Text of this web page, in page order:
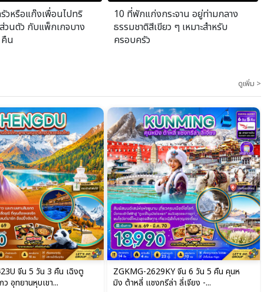
วหรือแก๊งเพื่อนไปทริ
วนตัว กับแพ็กเกจบาง
คืน
10 ที่พักแก่งกระจาน อยู่ท่ามกลาง
ธรรมชาติสีเขียว ๆ เหมาะสำหรับ
ครอบครัว
ดูเพิ่ม >
จีน 5 วัน 3 คืน เฉิงตู
ว อุทยานหุบเขา...
ZGKMG-2629KY จีน 6 วัน 5 คืน คุนห
มิง ต้าหลี่ แชงกรีล่า ลี่เจียง -...